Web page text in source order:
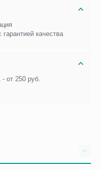
качества
от 250 руб.